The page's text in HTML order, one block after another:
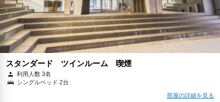
スタンダード ツインルーム 喫煙
利用人数 3名
シングルベッド 2台
部屋の詳細を見る